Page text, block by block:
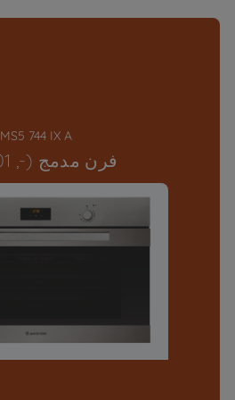
MS5 744 IX A
فرن مدمج (-, 101 لتر)